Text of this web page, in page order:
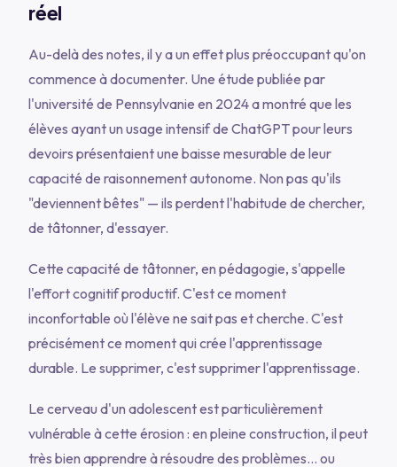
réel
Au-delà des notes, il y a un effet plus préoccupant qu'on
commence à documenter. Une étude publiée par
l'université de Pennsylvanie en 2024 a montré que les
élèves ayant un usage intensif de ChatGPT pour leurs
devoirs présentaient une baisse mesurable de leur
capacité de raisonnement autonome. Non pas qu'ils
"deviennent bêtes" — ils perdent l'habitude de chercher,
de tâtonner, d'essayer.
Cette capacité de tâtonner, en pédagogie, s'appelle
l'effort cognitif productif. C'est ce moment
inconfortable où l'élève ne sait pas et cherche. C'est
précisément ce moment qui crée l'apprentissage
durable. Le supprimer, c'est supprimer l'apprentissage.
Le cerveau d'un adolescent est particulièrement
vulnérable à cette érosion : en pleine construction, il peut
très bien apprendre à résoudre des problèmes… ou